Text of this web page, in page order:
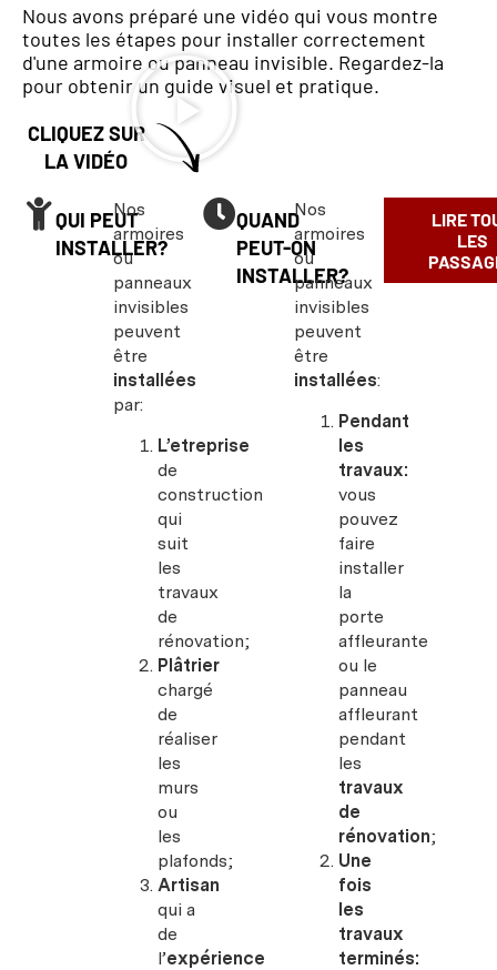
Nous avons préparé une vidéo qui vous montre
toutes les étapes pour installer correctement
d'une armoire ou panneau invisible. Regardez-la
pour obtenir un guide visuel et pratique.
CLIQUEZ SUR
LA VIDÉO
QUI PEUT
INSTALLER?
Nos
armoires
ou
panneaux
invisibles
peuvent
être
installées
par:
L’etreprise
de
construction
qui
suit
les
travaux
de
rénovation;
Plâtrier
chargé
de
réaliser
les
murs
ou
les
plafonds;
Artisan
qui a
de
l’expérience
QUAND
PEUT-ON
INSTALLER?
Nos
armoires
ou
panneaux
invisibles
peuvent
être
installées:
Pendant
les
travaux:
vous
pouvez
faire
installer
la
porte
affleurante
ou le
panneau
affleurant
pendant
les
travaux
de
rénovation;
Une
fois
les
travaux
terminés:
LIRE
LES